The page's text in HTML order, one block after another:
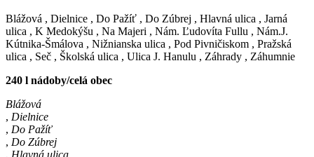
Blážová , Dielnice , Do Pažíť , Do Zúbrej , Hlavná ulica , Jarná
ulica , K Medokýšu , Na Majeri , Nám. Ľudovíta Fullu , Nám.J.
Kútnika-Šmálova , Nižnianska ulica , Pod Pivničiskom , Pražská
ulica , Seč , Školská ulica , Ulica J. Hanulu , Záhrady , Záhumnie
240 l nádoby/celá obec
Blážová
, Dielnice
, Do Pažíť
, Do Zúbrej
, Hlavná ulica